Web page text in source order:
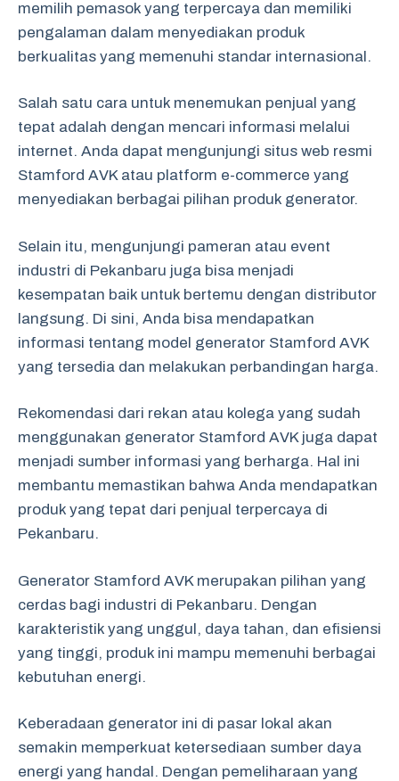
memilih pemasok yang terpercaya dan memiliki
pengalaman dalam menyediakan produk
berkualitas yang memenuhi standar internasional.
Salah satu cara untuk menemukan penjual yang
tepat adalah dengan mencari informasi melalui
internet. Anda dapat mengunjungi situs web resmi
Stamford AVK atau platform e-commerce yang
menyediakan berbagai pilihan produk generator.
Selain itu, mengunjungi pameran atau event
industri di Pekanbaru juga bisa menjadi
kesempatan baik untuk bertemu dengan distributor
langsung. Di sini, Anda bisa mendapatkan
informasi tentang model generator Stamford AVK
yang tersedia dan melakukan perbandingan harga.
Rekomendasi dari rekan atau kolega yang sudah
menggunakan generator Stamford AVK juga dapat
menjadi sumber informasi yang berharga. Hal ini
membantu memastikan bahwa Anda mendapatkan
produk yang tepat dari penjual terpercaya di
Pekanbaru.
Generator Stamford AVK merupakan pilihan yang
cerdas bagi industri di Pekanbaru. Dengan
karakteristik yang unggul, daya tahan, dan efisiensi
yang tinggi, produk ini mampu memenuhi berbagai
kebutuhan energi.
Keberadaan generator ini di pasar lokal akan
semakin memperkuat ketersediaan sumber daya
energi yang handal. Dengan pemeliharaan yang